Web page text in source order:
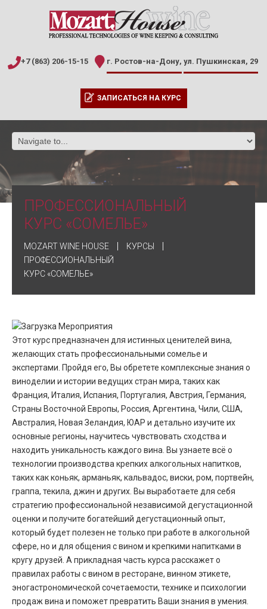
+7 (863) 206-15-15 г. Ростов-на-Дону, ул. Пушкинская, 29
ЗАПИСАТЬСЯ НА КУРС
ПРОФЕССИОНАЛЬНЫЙ
КУРС «СОМЕЛЬЕ»
MOZART WINE HOUSE
КУРСЫ
ПРОФЕССИОНАЛЬНЫЙ
КУРС «СОМЕЛЬЕ»
Этот курс предназначен для истинных ценителей вина,
желающих стать профессиональными сомелье и
экспертами. Пройдя его, Вы обретете комплексные знания о
виноделии и истории ведущих стран мира, таких как
Франция, Италия, Испания, Португалия, Австрия, Германия,
Страны Восточной Европы, Россия, Аргентина, Чили, США,
Австралия, Новая Зеландия, ЮАР и детально изучите их
основные регионы, научитесь чувствовать сходства и
находить уникальность каждого вина. Вы узнаете всё о
технологии производства крепких алкогольных напитков,
таких как коньяк, арманьяк, кальвадос, виски, ром, портвейн,
граппа, текила, джин и других. Вы выработаете для себя
стратегию профессиональной независимой дегустационной
оценки и получите богатейший дегустационный опыт,
который будет полезен не только при работе в алкогольной
сфере, но и для общения с вином и крепкими напитками в
кругу друзей. А прикладная часть курса расскажет о
правилах работы с вином в ресторане, винном этикете,
эногастрономической сочетаемости, технике и психологии
продаж вина и поможет превратить Ваши знания в умения.